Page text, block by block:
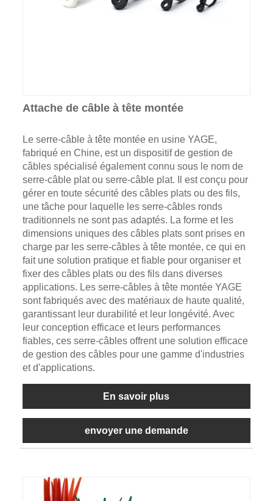
Attache de câble à tête montée
Le serre-câble à tête montée en usine YAGE,
fabriqué en Chine, est un dispositif de gestion de
câbles spécialisé également connu sous le nom de
serre-câble plat ou serre-câble plat. Il est conçu pour
gérer en toute sécurité des câbles plats ou des fils,
une tâche pour laquelle les serre-câbles ronds
traditionnels ne sont pas adaptés. La forme et les
dimensions uniques des câbles plats sont prises en
charge par les serre-câbles à tête montée, ce qui en
fait une solution pratique et fiable pour organiser et
fixer des câbles plats ou des fils dans diverses
applications. Les serre-câbles à tête montée YAGE
sont fabriqués avec des matériaux de haute qualité,
garantissant leur durabilité et leur longévité. Avec
leur conception efficace et leurs performances
fiables, ces serre-câbles offrent une solution efficace
de gestion des câbles pour une gamme d'industries
et d'applications.
En savoir plus
envoyer une demande